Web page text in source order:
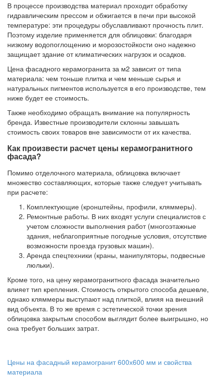
В процессе производства материал проходит обработку
гидравлическим прессом и обжигается в печи при высокой
температуре: эти процедуры обуславливают прочность плит.
Поэтому изделие применяется для облицовки: благодаря
низкому водопоглощению и морозостойкости оно надежно
защищает здание от климатических нагрузок и осадков.
Цена фасадного керамогранита за м2 зависит от типа
материала: чем тоньше плитка и чем меньше сырья и
натуральных пигментов используется в его производстве, тем
ниже будет ее стоимость.
Также необходимо обращать внимание на популярность
бренда. Известные производители склонны завышать
стоимость своих товаров вне зависимости от их качества.
Как произвести расчет цены керамогранитного
фасада?
Помимо отделочного материала, облицовка включает
множество составляющих, которые также следует учитывать
при расчете:
Комплектующие (кронштейны, профили, кляммеры).
Ремонтные работы. В них входят услуги специалистов с
учетом сложности выполнения работ (многоэтажные
здания, неблагоприятные погодные условия, отсутствие
возможности проезда грузовых машин).
Аренда спецтехники (краны, манипуляторы, подвесные
люльки).
Кроме того, на цену керамогранитного фасада значительно
влияет тип крепления. Стоимость открытого способа дешевле,
однако кляммеры выступают над плиткой, влияя на внешний
вид объекта. В то же время с эстетической точки зрения
облицовка закрытым способом выглядит более выигрышно, но
она требует больших затрат.
Цены на фасадный керамогранит 600х600 мм и свойства
материала